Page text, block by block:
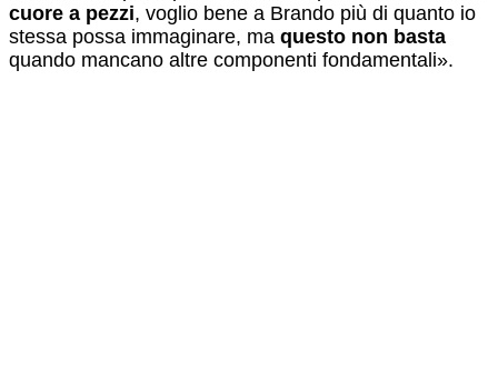
cuore a pezzi, voglio bene a Brando più di quanto io
stessa possa immaginare, ma questo non basta
quando mancano altre componenti fondamentali».